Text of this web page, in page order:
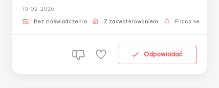
do przygotowania 🌱 Praca na farmie truskawkowej:
przycinanie wąsów przerzedzanie kwiatów sadzenie
10-02-2026
Bez doświadczenia Z zakwaterowaniem Praca
Odpowiadać